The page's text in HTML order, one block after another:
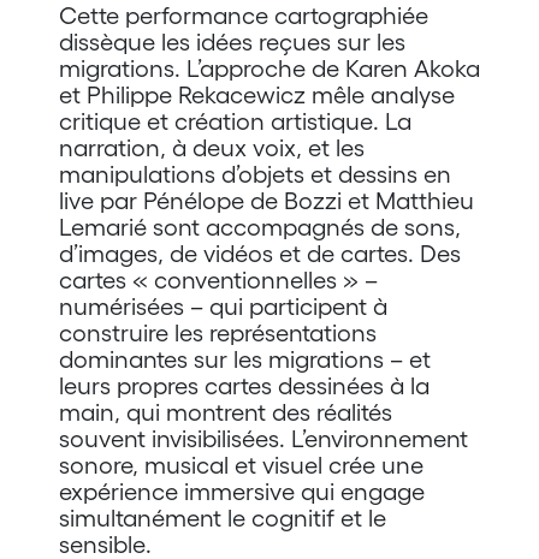
Cette performance cartographiée
dissèque les idées reçues sur les
migrations. L’approche de Karen Akoka
et Philippe Rekacewicz mêle analyse
critique et création artistique. La
narration, à deux voix, et les
manipulations d’objets et dessins en
live par Pénélope de Bozzi et Matthieu
Lemarié sont accompagnés de sons,
d’images, de vidéos et de cartes. Des
cartes « conventionnelles » –
numérisées – qui participent à
construire les représentations
dominantes sur les migrations – et
leurs propres cartes dessinées à la
main, qui montrent des réalités
souvent invisibilisées. L’environnement
sonore, musical et visuel crée une
expérience immersive qui engage
simultanément le cognitif et le
sensible.